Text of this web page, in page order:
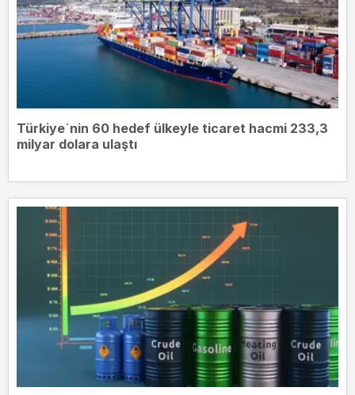
Türkiye`nin 60 hedef ülkeyle ticaret hacmi 233,3
milyar dolara ulaştı